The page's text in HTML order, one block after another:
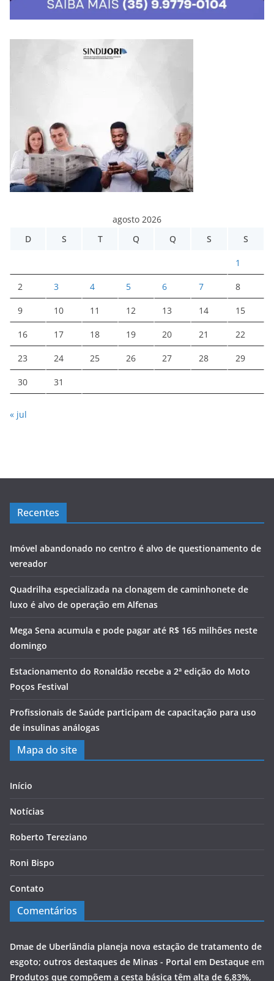
agosto 2026
D
S T Q Q S S
1
2 3 4 5 6 7 8
9 10 11 12 13 14 15
16 17 18 19 20 21 22
23 24 25 26 27 28 29
30 31
« jul
Recentes
Imóvel abandonado no centro é alvo de questionamento de
vereador
Quadrilha especializada na clonagem de caminhonete de
luxo é alvo de operação em Alfenas
Mega Sena acumula e pode pagar até R$ 165 milhões neste
domingo
Estacionamento do Ronaldão recebe a 2ª edição do Moto
Poços Festival
Profissionais de Saúde participam de capacitação para uso
de insulinas análogas
Mapa do site
Início
Notícias
Roberto Tereziano
Roni Bispo
Contato
Comentários
Dmae de Uberlândia planeja nova estação de tratamento de
esgoto; outros destaques de Minas - Portal em Destaque em
Produtos que compõem a cesta básica têm alta de 6,83%,